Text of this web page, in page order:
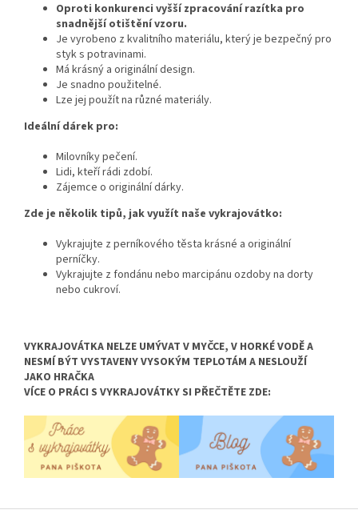
Oproti konkurenci vyšší zpracování razítka pro
snadnější otištění vzoru.
Je vyrobeno z kvalitního materiálu, který je bezpečný pro
styk s potravinami.
Má krásný a originální design.
Je snadno použitelné.
Lze jej použít na různé materiály.
Ideální dárek pro:
Milovníky pečení.
Lidi, kteří rádi zdobí.
Zájemce o originální dárky.
Zde je několik tipů, jak využít naše vykrajovátko:
Vykrajujte z perníkového těsta krásné a originální
perníčky.
Vykrajujte z fondánu nebo marcipánu ozdoby na dorty
nebo cukroví.
VYKRAJOVÁTKA NELZE UMÝVAT V MYČCE, V HORKÉ VODĚ A
NESMÍ BÝT VYSTAVENY VYSOKÝM TEPLOTÁM A NESLOUŽÍ
JAKO HRAČKA
VÍCE O PRÁCI S VYKRAJOVÁTKY SI PŘEČTĚTE ZDE: